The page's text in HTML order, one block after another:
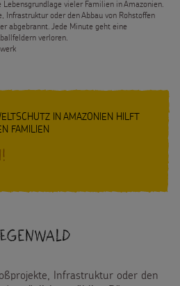
Kinder
gezielt einsetzen
vieler Familien in Amazonien.
Infrastruktur oder den Abbau von Rohstoffen
abgebrannt. Jede Minute geht eine
verloren.
IN AMAZONIEN HILFT
FAMILIEN
Infrastruktur oder den